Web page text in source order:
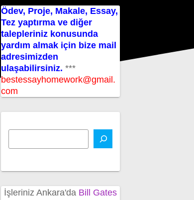
Ödev, Proje, Makale, Essay,
Tez yaptırma ve diğer
talepleriniz konusunda
yardım almak için bize mail
adresimizden
ulaşabilirsiniz. ***
bestessayhomework@gmail.
com
İşleriniz Ankara'da Bill Gates